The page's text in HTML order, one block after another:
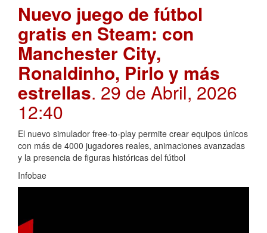
Nuevo juego de fútbol
gratis en Steam: con
Manchester City,
Ronaldinho, Pirlo y más
estrellas. 29 de Abril, 2026
12:40
El nuevo simulador free-to-play permite crear equipos únicos
con más de 4000 jugadores reales, animaciones avanzadas
y la presencia de figuras históricas del fútbol
Infobae